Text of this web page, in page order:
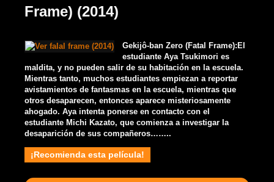
Frame) (2014)
Gekijô-ban Zero (Fatal Frame):El
estudiante Aya Tsukimori es
maldita, y no pueden salir de su habitación en la escuela.
Mientras tanto, muchos estudiantes empiezan a reportar
avistamientos de fantasmas en la escuela, mientras que
otros desaparecen, entonces aparece misteriosamente
ahogado. Aya intenta ponerse en contacto con el
estudiante Michi Kazato, que comienza a investigar la
desaparición de sus compañeros……..
¡Recomienda esta película!